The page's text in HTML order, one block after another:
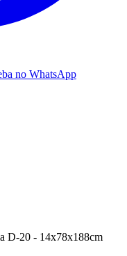
no WhatsApp
D-20 - 14x78x188cm